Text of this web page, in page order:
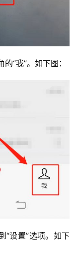
“我”。如下图：
“设置”选项。如下